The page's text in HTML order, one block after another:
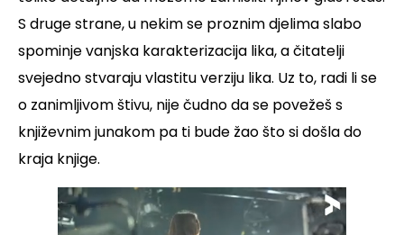
S druge strane, u nekim se proznim djelima slabo
spominje vanjska karakterizacija lika, a čitatelji
svejedno stvaraju vlastitu verziju lika. Uz to, radi li se
o zanimljivom štivu, nije čudno da se povežeš s
književnim junakom pa ti bude žao što si došla do
kraja knjige.